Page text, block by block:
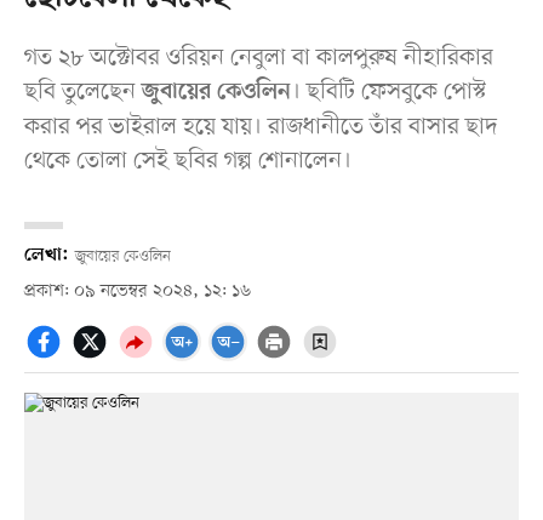
গত ২৮ অক্টোবর ওরিয়ন নেবুলা বা কালপুরুষ নীহারিকার
ছবি তুলেছেনজুবায়ের কেওলিন। ছবিটি ফেসবুকে পোস্ট
করার পর ভাইরাল হয়ে যায়। রাজধানীতে তাঁর বাসার ছাদ
থেকে তোলা সেই ছবির গল্প শোনালেন।
লেখা: জুবায়ের কেওলিন
প্রকাশ: ০৯ নভেম্বর ২০২৪, ১২: ১৬